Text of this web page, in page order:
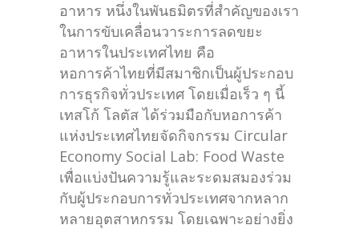
อาหาร หนึ่งในพันธมิตรที่สำคัญของเรา
ในการขับเคลื่อนวาระการลดขยะ
อาหารในประเทศไทย คือ
หอการค้าไทยที่มีสมาชิกเป็นผู้ประกอบ
การธุรกิจทั่วประเทศ โดยเมื่อเร็ว ๆ นี้
เทสโก้ โลตัส ได้ร่วมมือกับหอการค้า
แห่งประเทศไทยจัดกิจกรรม Circular
Economy Social Lab: Food Waste
เพื่อแบ่งปันความรู้และระดมสมองร่วม
กับผู้ประกอบการทั่วประเทศจากหลาก
หลายอุตสาหกรรม โดยเฉพาะอย่างยิ่ง